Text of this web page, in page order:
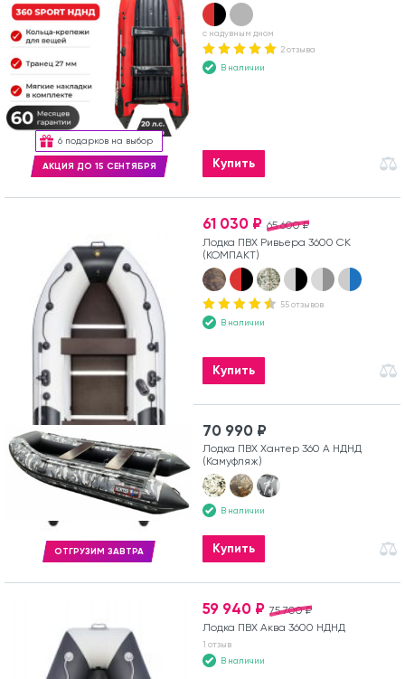
6 подарков на выбор
АКЦИЯ ДО 15 СЕНТЯБРЯ
с надувным дном
2 отзыва
В наличии
Купить
65 600 ₽
61 030 ₽
Лодка ПВХ Ривьера 3600 СК
(КОМПАКТ)
55 отзывов
В наличии
Купить
ОТГРУЗИМ ЗАВТРА
70 990 ₽
Лодка ПВХ Хантер 360 А НДНД
(Камуфляж)
В наличии
Купить
75 700 ₽
59 940 ₽
Лодка ПВХ Аква 3600 НДНД
1 отзыв
В наличии